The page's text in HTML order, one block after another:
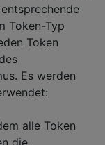
Token-Typ
Token
Es werden
alle Token
die